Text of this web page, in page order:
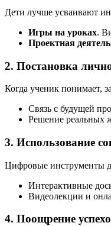
Дети лучше усваивают
Игры на уроках.
Проектная
2. Постановка
Когда ученик понимает,
Связь с будущей
Решение реальных
3. Использование
Цифровые инструменты
Интерактивные
Видеолекции и
4. Поощрение